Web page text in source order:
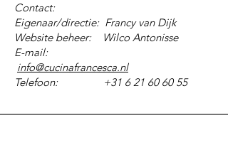
Contact:
Eigenaar/directie: Francy van Dijk
Website beheer: Wilco Antonisse
E-mail:
info@cucinafrancesca.nl
Telefoon: +31 6 21 60 60 55